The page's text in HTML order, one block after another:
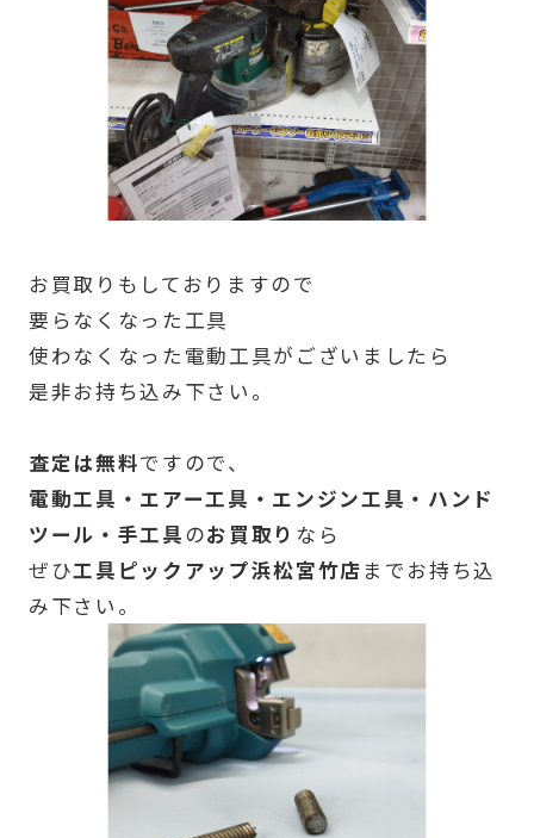
お買取りもしておりますので
要らなくなった工具
使わなくなった電動工具がございましたら
是非お持ち込み下さい。
査定は無料ですので、
電動工具・エアー工具・エンジン工具・ハンド
ツール・手工具のお買取り なら
ぜひ工具ピックアップ浜松宮竹店 までお持ち込
み下さい。